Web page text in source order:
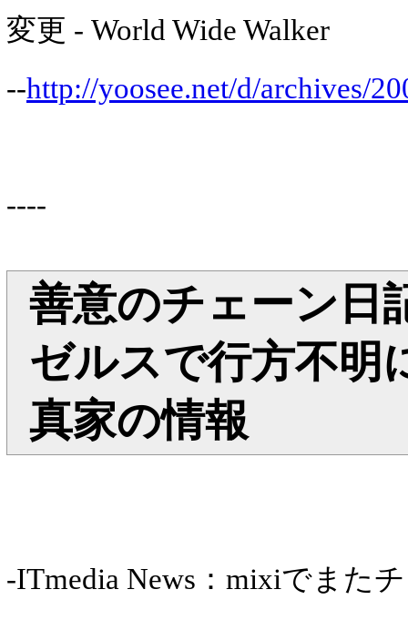
変更 - World Wide Walker
--http://yoosee.net/d/archives/
----
善意のチェーン日
ゼルスで行方不明
真家の情報
-ITmedia News：mixiでまた